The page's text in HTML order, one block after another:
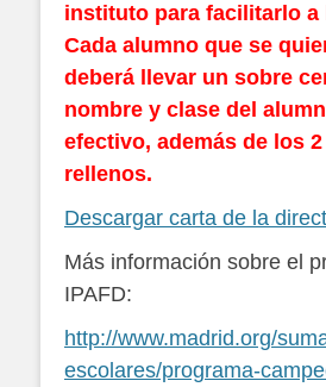
instituto para facilitarlo a
Cada alumno que se
deberá llevar un sobre
nombre y clase del
efectivo, además de los
rellenos.
Descargar carta de la
Más información sobre el
IPAFD:
http://www.madrid.org/
escolares/programa-